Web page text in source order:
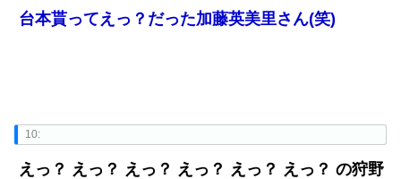
台本貰ってえっ？だった加藤英美里さん(笑)
10:
えっ？ えっ？ えっ？ えっ？ えっ？ えっ？ の狩野